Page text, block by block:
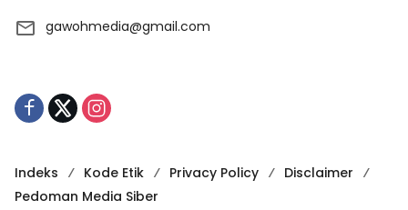
gawohmedia@gmail.com
Indeks Kode Etik Privacy Policy
Disclaimer
Pedoman Media Siber